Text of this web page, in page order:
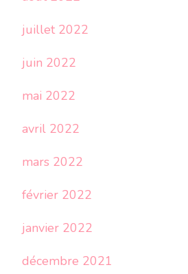
juillet 2022
juin 2022
mai 2022
avril 2022
mars 2022
février 2022
janvier 2022
décembre 2021